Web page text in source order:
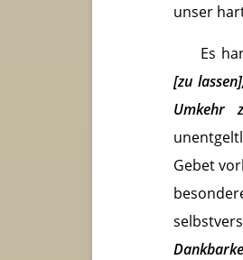
unser
Es
[zu
Umkehr
Gebet